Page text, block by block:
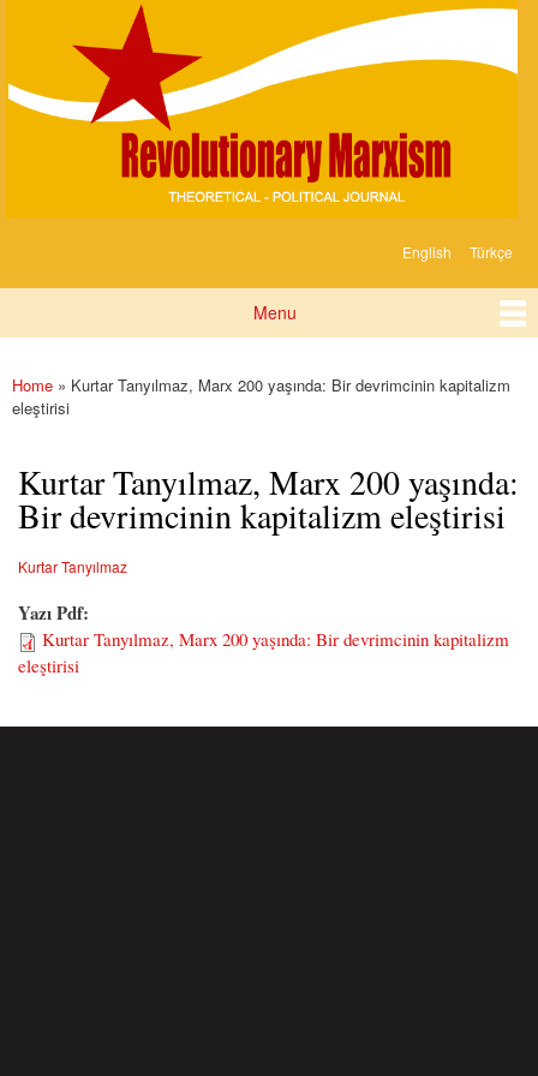
content
Marksizm
English Türkçe
Menu
You are here
Home » Kurtar Tanyılmaz, Marx 200 yaşında: Bir devrimcinin kapitalizm
eleştirisi
Kurtar Tanyılmaz, Marx 200 yaşında:
Bir devrimcinin kapitalizm eleştirisi
Kurtar Tanyılmaz
Yazı Pdf:
Kurtar Tanyılmaz, Marx 200 yaşında: Bir devrimcinin kapitalizm
eleştirisi